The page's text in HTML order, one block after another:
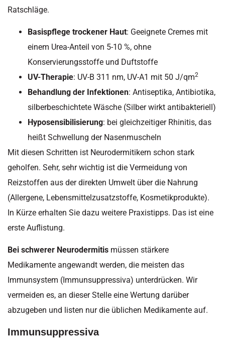
Ratschläge.
Basispflege trockener Haut: Geeignete Cremes mit
einem Urea-Anteil von 5-10 %, ohne
Konservierungsstoffe und Duftstoffe
UV-Therapie: UV-B 311 nm, UV-A1 mit 50 J/qm2
Behandlung der Infektionen: Antiseptika, Antibiotika,
silberbeschichtete Wäsche (Silber wirkt antibakteriell)
Hyposensibilisierung: bei gleichzeitiger Rhinitis, das
heißt Schwellung der Nasenmuscheln
Mit diesen Schritten ist Neurodermitikern schon stark
geholfen. Sehr, sehr wichtig ist die Vermeidung von
Reizstoffen aus der direkten Umwelt über die Nahrung
(Allergene, Lebensmittelzusatzstoffe, Kosmetikprodukte).
In Kürze erhalten Sie dazu weitere Praxistipps. Das ist eine
erste Auflistung.
Bei schwerer Neurodermitis müssen stärkere
Medikamente angewandt werden, die meisten das
Immunsystem (Immunsuppressiva) unterdrücken. Wir
vermeiden es, an dieser Stelle eine Wertung darüber
abzugeben und listen nur die üblichen Medikamente auf.
Immunsuppressiva